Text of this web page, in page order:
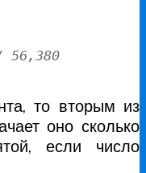
56,380
то вторым из
оно сколько
если число